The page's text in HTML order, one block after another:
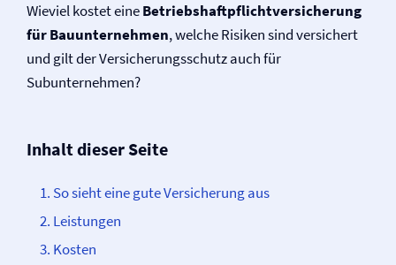
Wieviel kostet eineBetriebs­haftpflicht­versicherung
für Bauunternehmen, welche Risiken sind versichert
und gilt der Versicherungsschutz auch für
Subunternehmen?
Inhalt dieser Seite
So sieht eine gute Versicherung aus
Leistungen
Kosten